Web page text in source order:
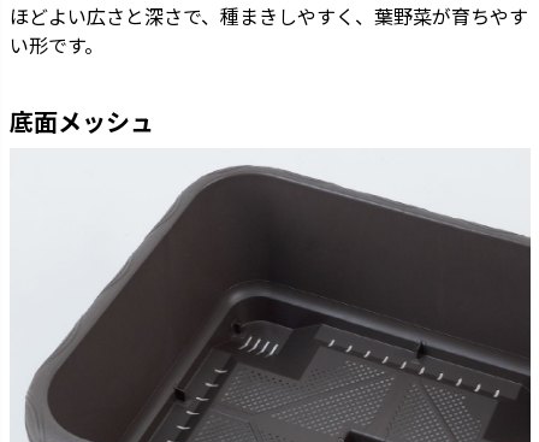
ほどよい広さと深さで、種まきしやすく、葉野菜が育ちやす
い形です。
底面メッシュ